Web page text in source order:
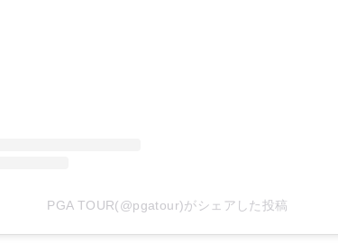
PGA TOUR(@pgatour)がシェアした投稿